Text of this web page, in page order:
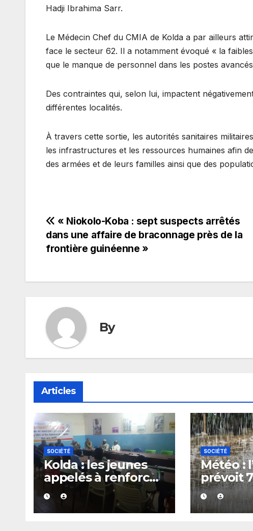
Hadji Ibrahima Sarr.
Le Médecin Chef du CMIA de Kolda a par ailleurs
face le secteur 62. Il a notamment évoqué « la
que le manque de personnel dans les postes
Des contraintes qui, selon lui, impactent
différentes localités.
À travers cette sortie, les autorités sanitaires
les infrastructures et les ressources humaines afin
des armées et de leurs familles ainsi que des
Navigation
de
« Niokolo-Koba : sept suspects arrêtés
dans une affaire de braconnage près de la
frontière guinéenne »
By
Articles
SOCIÉTÉ
Kolda : les jeunes
appelés à renforcer
les actions
communautaires
pendant les
SOCIÉTÉ
Météo :
prévoit
de